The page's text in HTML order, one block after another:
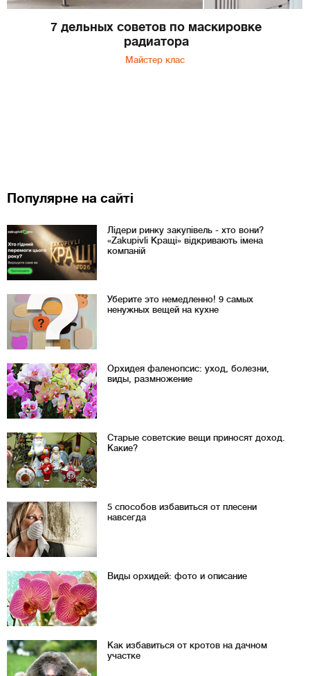
7 дельных советов по маскировке
радиатора
Майстер клас
Популярне на сайті
Лідери ринку закупівель - хто вони?
«Zakupivli Кращі» відкривають імена
компаній
Уберите это немедленно! 9 самых
ненужных вещей на кухне
Орхидея фаленопсис: уход, болезни,
виды, размножение
Старые советские вещи приносят доход.
Какие?
5 способов избавиться от плесени
навсегда
Виды орхидей: фото и описание
Как избавиться от кротов на дачном
участке